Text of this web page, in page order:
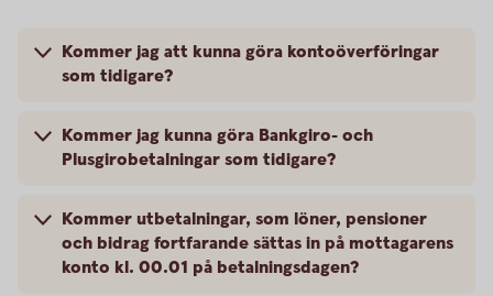
Kommer jag att kunna göra kontoöverföringar
som tidigare?
Kommer jag kunna göra Bankgiro- och
Plusgirobetalningar som tidigare?
Kommer utbetalningar, som löner, pensioner
och bidrag fortfarande sättas in på mottagarens
konto kl. 00.01 på betalningsdagen?